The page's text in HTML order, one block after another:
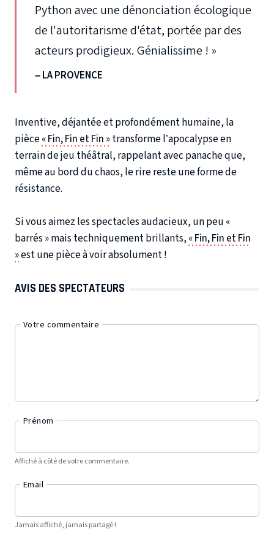
Python avec une dénonciation écologique
de l'autoritarisme d'état, portée par des
acteurs prodigieux. Génialissime ! »
– LA PROVENCE
Inventive, déjantée et profondément humaine, la
pièce« Fin, Fin et Fin »transforme l’apocalypse en
terrain de jeu théâtral, rappelant avec panache que,
même au bord du chaos, le rire reste une forme de
résistance.
Si vous aimez les spectacles audacieux, un peu «
barrés » mais techniquement brillants, « Fin, Fin et Fin
»est une pièce à voir absolument !
AVIS DES SPECTATEURS
Votre commentaire
Prénom
Affiché à côté de votre commentaire.
Email
Jamais affiché, jamais partagé !